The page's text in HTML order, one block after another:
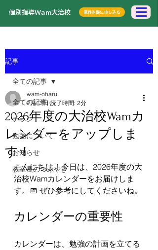
​個別指導Wam大治校 無料体験に申し込む
記事
全ての記事
チラシ
勉強について
お知らせ
教室長のつぶやき
全ての記事
2026年度の大治校Wamカ
レンダーをアップしま
す！
wam-oharu
4月13日 読了時間: 2分
こんにちは！今日は、2026年度の大
治校Wamカレンダーをお届けしま
す。📅 ぜひ参考にしてくださいね。
カレンダーの重要性
カレンダーは、勉強の計画を立てる